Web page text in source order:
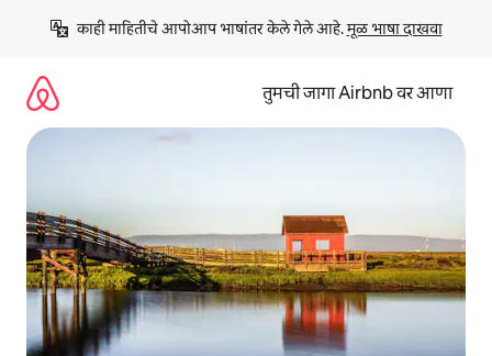
काही माहितीचे आपोआप भाषांतर केले गेले आहे. मूळ भाषा दाखवा
तुमची जागा Airbnb वर आणा